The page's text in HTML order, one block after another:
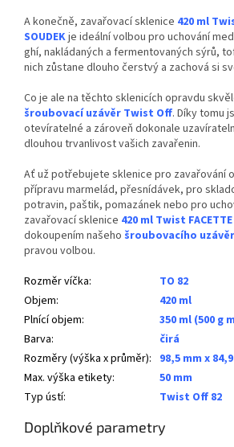
A konečně, zavařovací sklenice 420 ml
SOUDEKje ideální volbou pro uchování
ghí, nakládaných a fermentovaných sýrů,
nich zůstane dlouho čerstvý a zachová si
Co je ale na těchto sklenicích opravdu
šroubovací uzávěr Twist Off. Díky tomu
otevíratelné a zároveň dokonale
dlouhou trvanlivost vašich zavařenin.
Ať už potřebujete sklenice pro zavařování
přípravu marmelád, přesnídávek, pro
potravin, paštik, pomazánek nebo pro
zavařovací sklenice 420 ml Twist FACETTE
dokoupením našeho šroubovacího
pravou volbou.
Rozměr víčka:
TO 82
Objem:
420 ml
Plnící objem:
350 ml (500 g
Barva:
čirá
Rozměry (výška x průměr): 98,5 mm x
Max. výška etikety:
50 mm
Typ ústí: Twist Off 82
Doplňkové parametry